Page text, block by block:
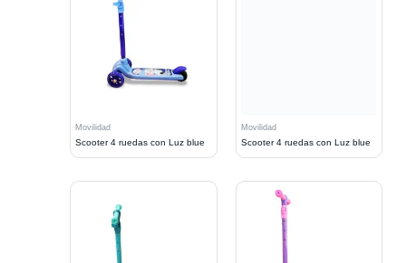
Movilidad
Scooter 4 ruedas con Luz blue
Movilidad
Scooter 4 ruedas con Luz blue